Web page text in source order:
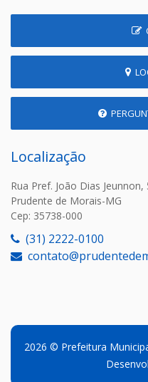
Localização
Rua Pref. João Dias
Prudente de Morais-MG
Cep: 35738-000
(31) 2222-0100
2026 © Prefeitura